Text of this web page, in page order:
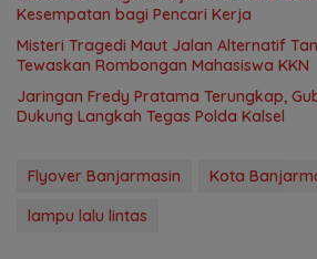
Kesempatan bagi Pencari Kerja
Misteri Tragedi Maut Jalan Alternatif
Tewaskan Rombongan Mahasiswa KKN
Jaringan Fredy Pratama Terungkap,
Dukung Langkah Tegas Polda Kalsel
Flyover Banjarmasin
Kota
lampu lalu lintas